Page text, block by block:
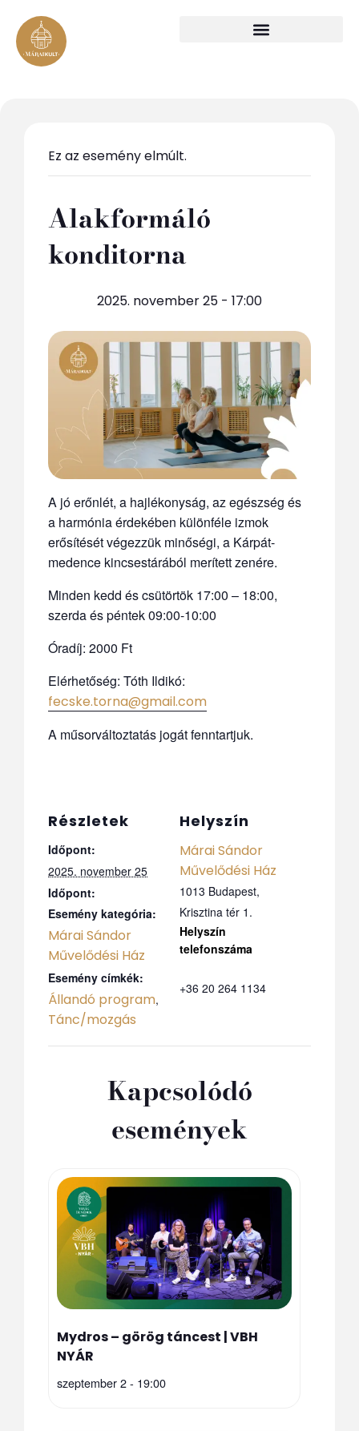
Ez az esemény elmúlt.
Alakformáló
konditorna
2025. november 25 - 17:00
A jó erőnlét, a hajlékonyság, az egészség és
a harmónia érdekében különféle izmok
erősítését végezzük minőségi, a Kárpát-
medence kincsestárából merített zenére.
Minden kedd és csütörtök 17:00 – 18:00,
szerda és péntek 09:00-10:00
Óradíj: 2000 Ft
Elérhetőség: Tóth Ildikó:
fecske.torna@gmail.com
A műsorváltoztatás jogát fenntartjuk.
Részletek
Időpont:
2025. november 25
Időpont:
Esemény kategória:
Márai Sándor
Művelődési Ház
Esemény címkék:
Állandó program,
Tánc/mozgás
Helyszín
Márai Sándor
Művelődési Ház
1013 Budapest,
Krisztina tér 1.
+36 20 264 1134
Kapcsolódó
események
Mydros – görög táncest | VBH
NYÁR
szeptember 2 - 19:00